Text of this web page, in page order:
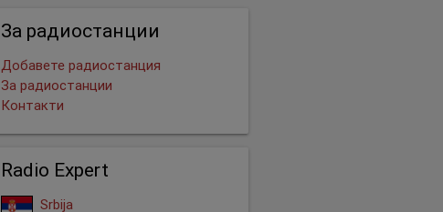
За радиостанции
Добавете радиостанция
За радиостанции
Контакти
Radio Expert
Srbija